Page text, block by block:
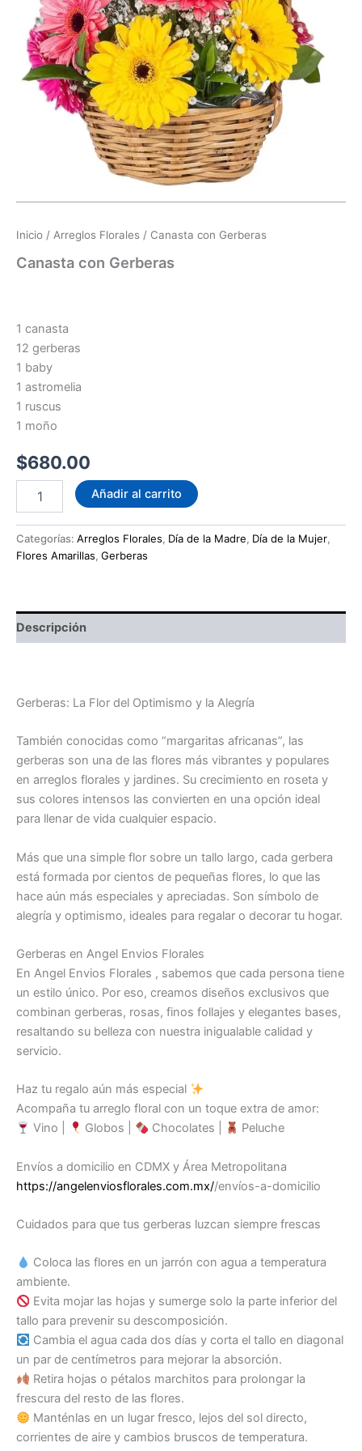
Inicio / Arreglos Florales / Canasta con Gerberas
Canasta con Gerberas
1 canasta
12 gerberas
1 baby
1 astromelia
1 ruscus
1 moño
$680.00
Canasta con
Gerberas
Añadir al carrito
Categorías: Arreglos Florales, Día de la Madre, Día de la Mujer,
Flores Amarillas, Gerberas
Descripción
Gerberas: La Flor del Optimismo y la Alegría
También conocidas como “margaritas africanas”, las
gerberas son una de las flores más vibrantes y populares
en arreglos florales y jardines. Su crecimiento en roseta y
sus colores intensos las convierten en una opción ideal
para llenar de vida cualquier espacio.
Más que una simple flor sobre un tallo largo, cada gerbera
está formada por cientos de pequeñas flores, lo que las
hace aún más especiales y apreciadas. Son símbolo de
alegría y optimismo, ideales para regalar o decorar tu hogar.
Gerberas en Angel Envios Florales
En Angel Envios Florales , sabemos que cada persona tiene
un estilo único. Por eso, creamos diseños exclusivos que
combinan gerberas, rosas, finos follajes y elegantes bases,
resaltando su belleza con nuestra inigualable calidad y
servicio.
Haz tu regalo aún más especial
Acompaña tu arreglo floral con un toque extra de amor:
Vino |
Globos | Chocolates | Peluche
Envíos a domicilio en CDMX y Área Metropolitana
https://angelenviosflorales.com.mx//envíos-a-domicilio
Cuidados para que tus gerberas luzcan siempre frescas
Coloca las flores en un jarrón con agua a temperatura
ambiente.
Evita mojar las hojas y sumerge solo la parte inferior del
tallo para prevenir su descomposición.
Cambia el agua cada dos días y corta el tallo en diagonal
un par de centímetros para mejorar la absorción.
Retira hojas o pétalos marchitos para prolongar la
frescura del resto de las flores.
Manténlas en un lugar fresco, lejos del sol directo,
corrientes de aire y cambios bruscos de temperatura.